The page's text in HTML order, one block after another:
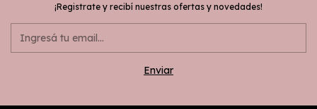
¡Registrate y recibí nuestras ofertas y novedades!